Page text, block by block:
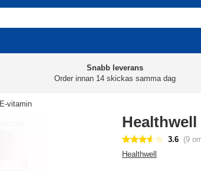
Snabb leverans
Order innan 14 skickas samma dag
E-vitamin
Healthwell
3.6 (9
Healthwell